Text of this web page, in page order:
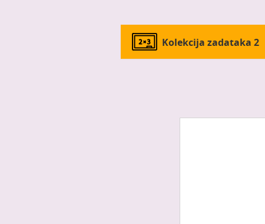
Kolekcija zadataka 2